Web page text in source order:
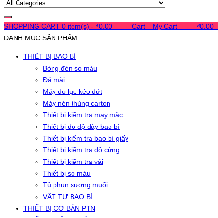
SHOPPING CART 0 item(s) - ₫0.00 Cart My Cart ₫0.00
DANH MỤC SẢN PHẨM
THIẾT BỊ BAO BÌ
Bóng đèn so màu
Đá mài
Máy đo lực kéo đứt
Máy nén thùng carton
Thiết bị kiểm tra may mặc
Thiết bị đo độ dày bao bì
Thiết bị kiểm tra bao bì giấy
Thiết bị kiểm tra độ cứng
Thiết bị kiểm tra vải
Thiết bị so màu
Tủ phun sương muối
VẬT TƯ BAO BÌ
THIẾT BỊ CƠ BẢN PTN